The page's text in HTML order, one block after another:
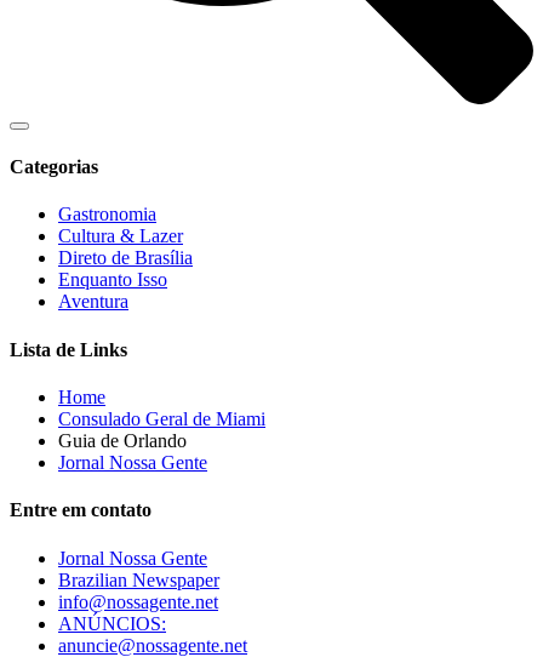
Categorias
Gastronomia
Cultura & Lazer
Direto de Brasília
Enquanto Isso
Aventura
Lista de Links
Home
Consulado Geral de Miami
Guia de Orlando
Jornal Nossa Gente
Entre em contato
Jornal Nossa Gente
Brazilian Newspaper
info@nossagente.net
ANÚNCIOS:
anuncie@nossagente.net